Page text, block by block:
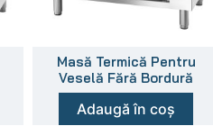
Masă Termică Pentru
Veselă Fără Bordură
Adaugă în coș